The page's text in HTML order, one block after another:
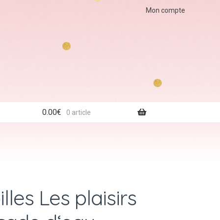
Mon compte
0.00€ 0 article
Les plaisirs